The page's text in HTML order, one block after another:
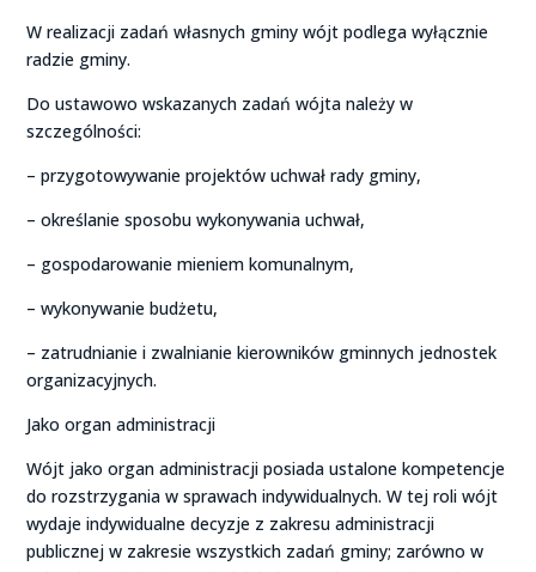
W realizacji zadań własnych gminy wójt podlega wyłącznie
radzie gminy.
Do ustawowo wskazanych zadań wójta należy w
szczególności:
– przygotowywanie projektów uchwał rady gminy,
– określanie sposobu wykonywania uchwał,
– gospodarowanie mieniem komunalnym,
– wykonywanie budżetu,
– zatrudnianie i zwalnianie kierowników gminnych jednostek
organizacyjnych.
Jako organ administracji
Wójt jako organ administracji posiada ustalone kompetencje
do rozstrzygania w sprawach indywidualnych. W tej roli wójt
wydaje indywidualne decyzje z zakresu administracji
publicznej w zakresie wszystkich zadań gminy; zarówno w